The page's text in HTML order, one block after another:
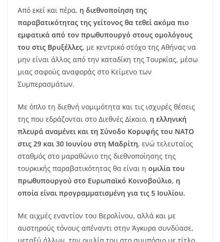
Από εκεί και πέρα, η διεθνοποίηση της
παραβατικότητας της γείτονος θα τεθεί ακόμα πιο
εμφατικά από τον πρωθυπουργό στους ομολόγους
του στις Βρυξέλλες, με κεντρικό στόχο της Αθήνας να
μην είναι άλλος από την καταδίκη της Τουρκίας, μέσω
μιας σαφούς αναφοράς στο Κείμενο των
Συμπερασμάτων.
Με όπλο τη διεθνή νομιμότητα και τις ισχυρές θέσεις
της που εδράζονται στο Διεθνές Δίκαιο, η ελληνική
πλευρά αναμένει και τη Σύνοδο Κορυφής του ΝΑΤΟ
στις 29 και 30 Ιουνίου στη Μαδρίτη, ενώ τελευταίος
σταθμός στο μαραθώνιο της διεθνοποίησης της
τουρκικής παραβατικότητας θα είναι η ομιλία του
πρωθυπουργού στο Ευρωπαϊκό Κοινοβούλιο, η
οποία είναι προγραμματισμένη για τις 5 Ιουλίου.
Με αιχμές εναντίον του Βερολίνου, αλλά και με
αυστηρούς τόνους απέναντι στην Άγκυρα συνδύασε,
μεταξύ άλλων, την ομιλία του στο συμπόσιο με τίτλο